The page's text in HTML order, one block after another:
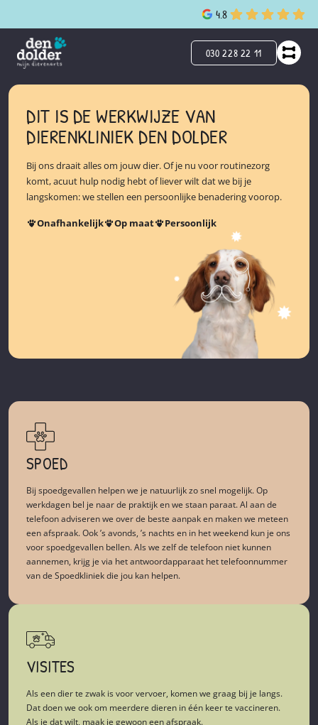
4.8
030 228 22 11
DIT IS DE WERKWIJZE VAN
DIERENKLINIEK DEN DOLDER
Bij ons draait alles om jouw dier. Of je nu voor routinezorg
komt, acuut hulp nodig hebt of liever wilt dat we bij je
langskomen: we stellen een persoonlijke benadering voorop.
Onafhankelijk Op maat Persoonlijk
SPOED
Bij spoedgevallen helpen we je natuurlijk zo snel mogelijk. Op
werkdagen bel je naar de praktijk en we staan paraat. Al aan de
telefoon adviseren we over de beste aanpak en maken we meteen
een afspraak. Ook ’s avonds, ’s nachts en in het weekend kun je ons
voor spoedgevallen bellen. Als we zelf de telefoon niet kunnen
aannemen, krijg je via het antwoordapparaat het telefoonnummer
van de Spoedkliniek die jou kan helpen.
VISITES
Als een dier te zwak is voor vervoer, komen we graag bij je langs.
Dat doen we ook om meerdere dieren in één keer te vaccineren.
Als je dat wilt, maak je gewoon een afspraak.